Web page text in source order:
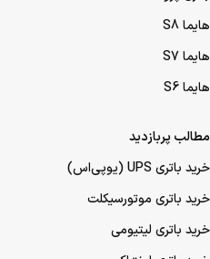
باتری پژو 207
باتری پژو 206
باتری پژو 405
هایما S7
هایما S6
مطالب پربازدید
خرید باتری UPS (یو‌پی‌اس)